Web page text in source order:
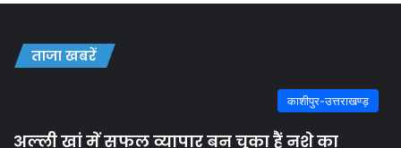
ताजा खबरें
काशीपुर-उत्तराखण्ड़
अल्ली खां में सफल व्यापार बन चूका हैं नशे का